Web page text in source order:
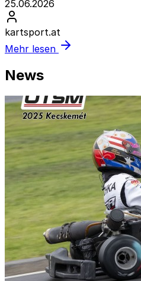
25.06.2026
kartsport.at
Mehr lesen
News